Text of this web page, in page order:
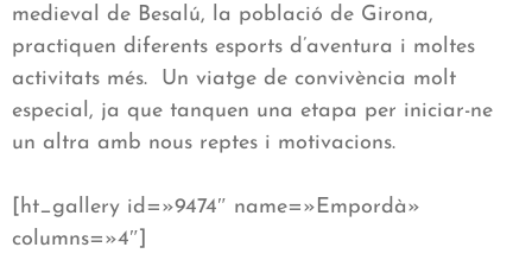
medieval de Besalú, la població de Girona,
practiquen diferents esports d’aventura i moltes
activitats més. Un viatge de convivència molt
especial, ja que tanquen una etapa per iniciar-ne
un altra amb nous reptes i motivacions.
[ht_gallery id=»9474″ name=»Empordà»
columns=»4″]